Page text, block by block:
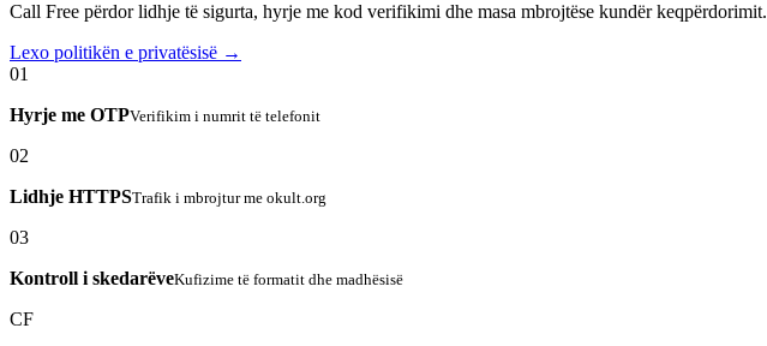
Call Free përdor lidhje të sigurta, hyrje me kod verifikimi dhe masa mbrojtëse kundër keqpërdorimit.
Lexo politikën e privatësisë →
01
Hyrje me OTPVerifikim i numrit të telefonit
02
Lidhje HTTPSTrafik i mbrojtur me okult.org
03
Kontroll i skedarëveKufizime të formatit dhe madhësisë
CF